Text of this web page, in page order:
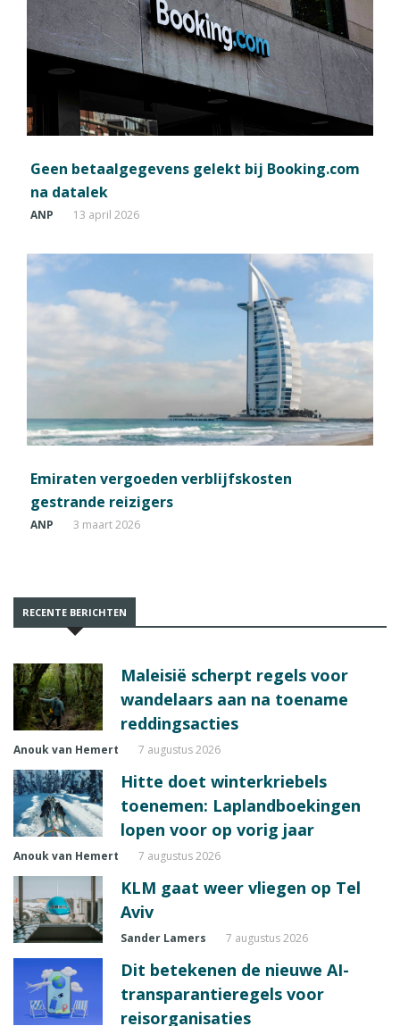
Geen betaalgegevens gelekt bij Booking.com
na datalek
ANP 13 april 2026
Emiraten vergoeden verblijfskosten
gestrande reizigers
ANP 3 maart 2026
RECENTE BERICHTEN
Maleisië scherpt regels voor
wandelaars aan na toename
reddingsacties
Anouk van Hemert 7 augustus 2026
Hitte doet winterkriebels
toenemen: Laplandboekingen
lopen voor op vorig jaar
Anouk van Hemert 7 augustus 2026
KLM gaat weer vliegen op Tel
Aviv
Sander Lamers 7 augustus 2026
Dit betekenen de nieuwe AI-
transparantieregels voor
reisorganisaties